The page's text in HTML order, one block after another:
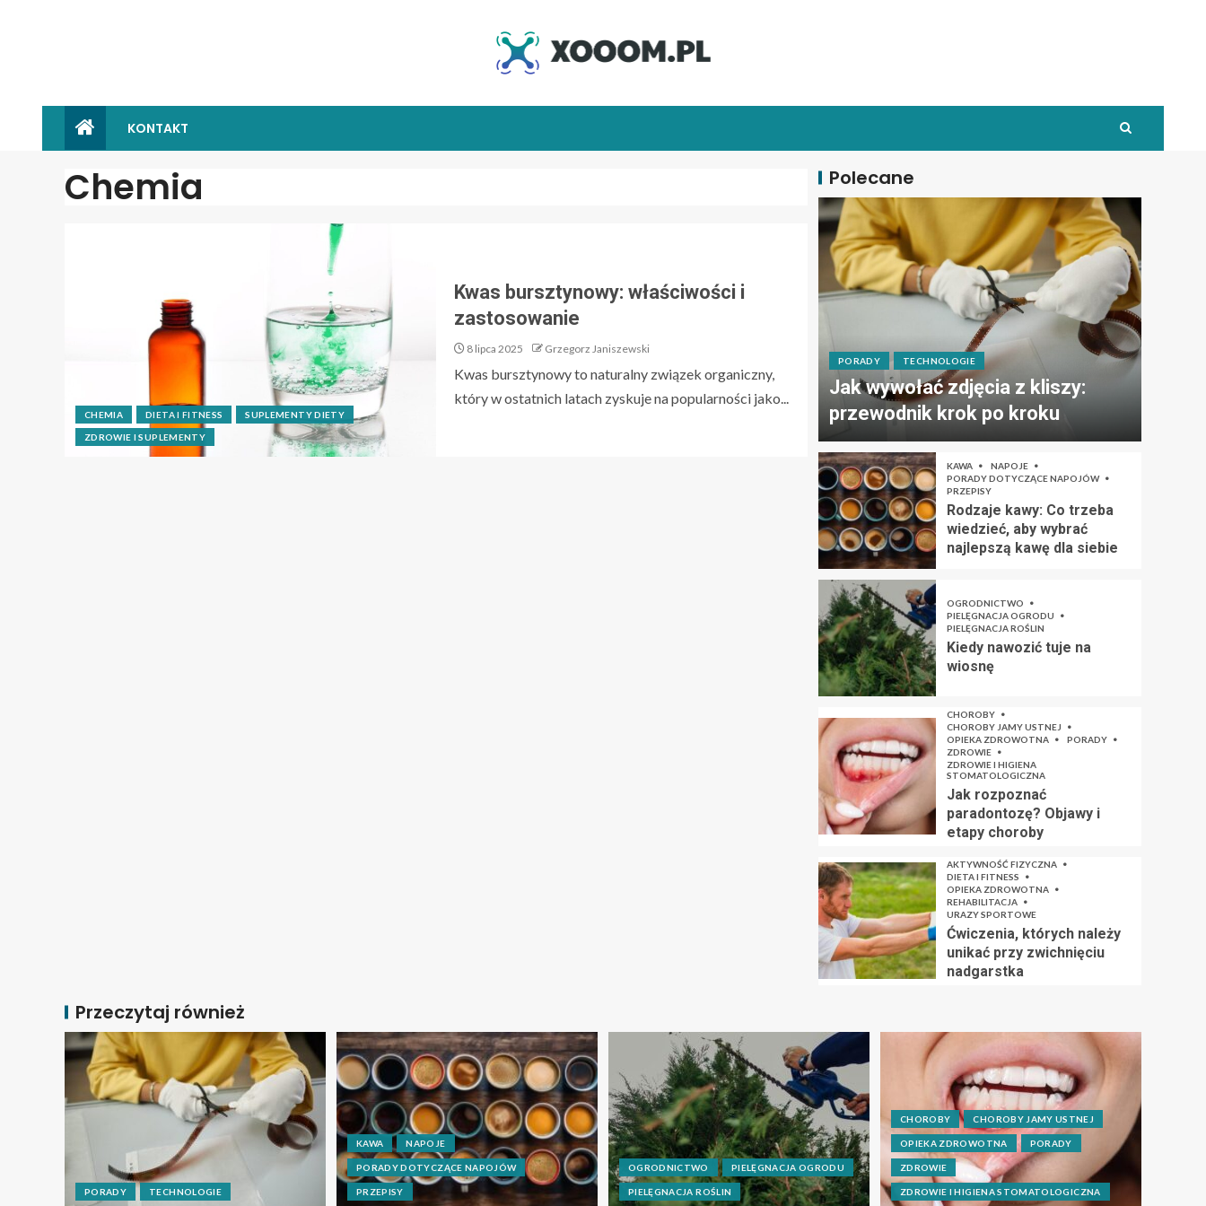
KONTAKT
Chemia
CHEMIA DIETA I FITNESS SUPLEMENTY DIETY
ZDROWIE I SUPLEMENTY
Kwas bursztynowy: właściwości i
zastosowanie
8 lipca 2025 Grzegorz Janiszewski
Kwas bursztynowy to naturalny związek organiczny,
który w ostatnich latach zyskuje na popularności jako...
Polecane
PORADY TECHNOLOGIE
Jak wywołać zdjęcia z kliszy:
przewodnik krok po kroku
KAWA
NAPOJE
PORADY DOTYCZĄCE NAPOJÓW
PRZEPISY
Rodzaje kawy: Co trzeba
wiedzieć, aby wybrać
najlepszą kawę dla siebie
OGRODNICTWO
PIELĘGNACJA OGRODU
PIELĘGNACJA ROŚLIN
Kiedy nawozić tuje na
wiosnę
CHOROBY
CHOROBY JAMY USTNEJ
OPIEKA ZDROWOTNA
PORADY
ZDROWIE
ZDROWIE I HIGIENA
STOMATOLOGICZNA
Jak rozpoznać
paradontozę? Objawy i
etapy choroby
AKTYWNOŚĆ FIZYCZNA
DIETA I FITNESS
OPIEKA ZDROWOTNA
REHABILITACJA
URAZY SPORTOWE
Ćwiczenia, których należy
unikać przy zwichnięciu
nadgarstka
Przeczytaj również
PORADY TECHNOLOGIE
KAWA NAPOJE
PORADY DOTYCZĄCE NAPOJÓW
PRZEPISY
OGRODNICTWO PIELĘGNACJA OGRODU
PIELĘGNACJA ROŚLIN
CHOROBY CHOROBY JAMY USTNEJ
OPIEKA ZDROWOTNA PORADY
ZDROWIE
ZDROWIE I HIGIENA STOMATOLOGICZNA